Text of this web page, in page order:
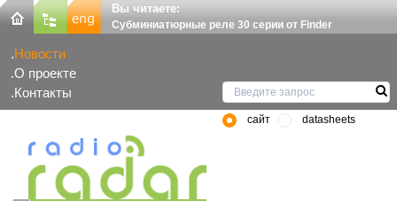
Вы читаете:
Субминиатюрные реле 30 серии от Finder
Новости
О проекте
Контакты
сайт datasheets